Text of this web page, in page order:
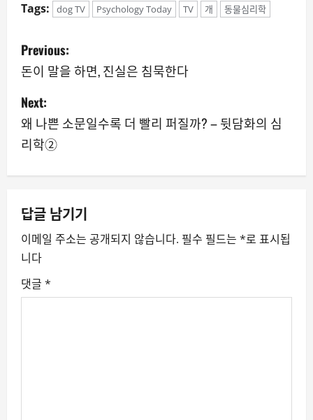
Tags: dog TV Psychology Today TV 개 동물심리학
P
o
s
t
n
v
i
g
a
Previous:
돈이 말을 하면, 진실은 침묵한다
Next:
왜 나쁜 소문일수록 더 빨리 퍼질까? – 뒷담화의 심
리학②
답글 남기기
이메일 주소는 공개되지 않습니다. 필수 필드는 *로 표시됩
니다
댓글 *